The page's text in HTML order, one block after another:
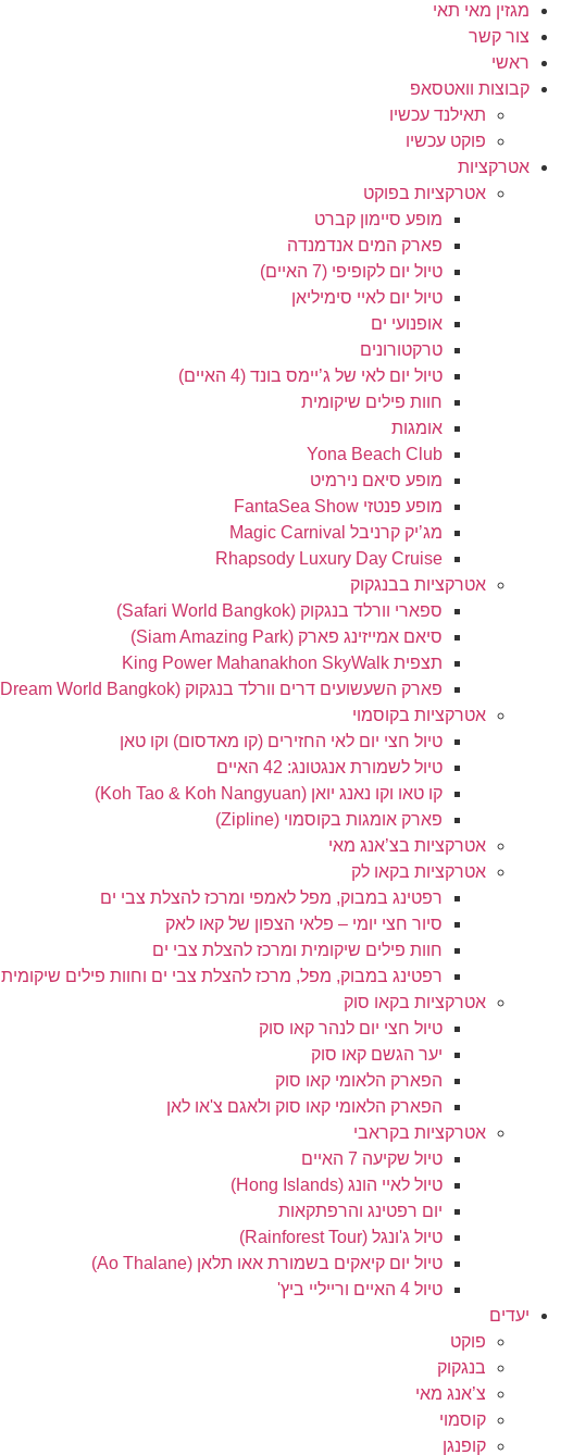
מגזין מאי תאי
צור קשר
ראשי
קבוצות וואטסאפ
תאילנד עכשיו
פוקט עכשיו
אטרקציות
אטרקציות בפוקט
מופע סיימון קברט
פארק המים אנדמנדה
טיול יום לקופיפי (7 האיים)
טיול יום לאיי סימיליאן
אופנועי ים
טרקטורונים
טיול יום לאי של ג’יימס בונד (4 האיים)
חוות פילים שיקומית
אומגות
Yona Beach Club
מופע סיאם נירמיט
מופע פנטזי FantaSea Show
מג’יק קרניבל Magic Carnival
Rhapsody Luxury Day Cruise
אטרקציות בבנגקוק
ספארי וורלד בנגקוק (Safari World Bangkok)
סיאם אמייזינג פארק (Siam Amazing Park)
תצפית King Power Mahanakhon SkyWalk
פארק השעשועים דרים וורלד בנגקוק (Dream World Bangkok)
אטרקציות בקוסמוי
טיול חצי יום לאי החזירים (קו מאדסום) וקו טאן
טיול לשמורת אנגטונג: 42 האיים
קו טאו וקו נאנג יואן (Koh Tao & Koh Nangyuan)
פארק אומגות בקוסמוי (Zipline)
אטרקציות בצ’אנג מאי
אטרקציות בקאו לק
רפטינג במבוק, מפל לאמפי ומרכז להצלת צבי ים
סיור חצי יומי – פלאי הצפון של קאו לאק
חוות פילים שיקומית ומרכז להצלת צבי ים
רפטינג במבוק, מפל, מרכז להצלת צבי ים וחוות פילים שיקומית
אטרקציות בקאו סוק
טיול חצי יום לנהר קאו סוק
יער הגשם קאו סוק
הפארק הלאומי קאו סוק
הפארק הלאומי קאו סוק ולאגם צ'או לאן
אטרקציות בקראבי
טיול שקיעה 7 האיים
טיול לאיי הונג (Hong Islands)
יום רפטינג והרפתקאות
טיול ג'ונגל (Rainforest Tour)
טיול יום קיאקים בשמורת אאו תלאן (Ao Thalane)
טיול 4 האיים ורייליי ביץ'
יעדים
פוקט
בנגקוק
צ’אנג מאי
קוסמוי
קופנגן